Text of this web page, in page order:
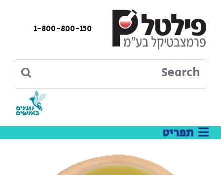
1-800-800-150